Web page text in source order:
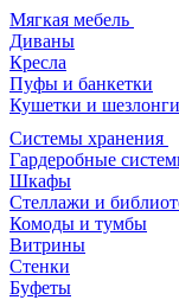
Мягкая мебель
Диваны
Кресла
Пуфы и банкетки
Кушетки и шезлонги
Системы хранения
Гардеробные
Шкафы
Стеллажи и
Комоды и тумбы
Витрины
Стенки
Буфеты